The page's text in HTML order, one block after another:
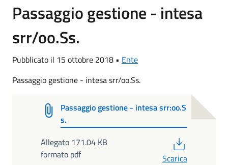
Passaggio gestione - intesa
srr/oo.Ss.
Pubblicato il 15 ottobre 2018 • Ente
Passaggio gestione - intesa srr/oo.Ss.
Passaggio gestione - intesa srr:oo.S
s.
Allegato 171.04 KB
formato pdf
Scarica